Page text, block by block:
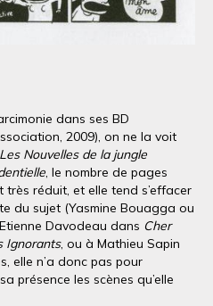
dans ses BD
2009), on ne la voit
Les Nouvelles de la jungle
, le nombre de pages
réduit, et elle tend s’effacer
du sujet (Yasmine Bouagga ou
Davodeau dans Cher
Ignorants, ou à Mathieu Sapin
elle n’a donc pas pour
présence les scènes qu’elle